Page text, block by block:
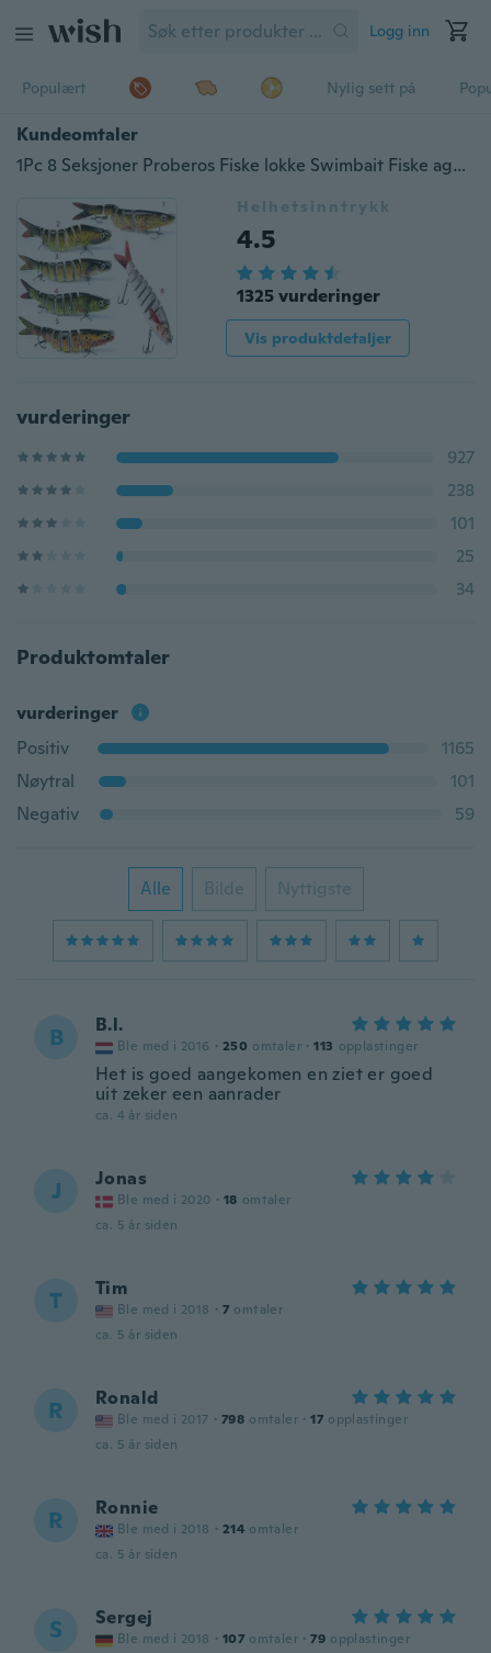
Logg inn
Populært Nylig sett på
Kundeomtaler
1Pc 8 Seksjoner Proberos Fiske lokke Swimbait Fiske agn 6 # Hook Fiskeutstyr
Helhetsinntrykk
4.5
1325 vurderinger
Vis produktdetaljer
vurderinger
927
238
101
25
34
Produktomtaler
vurderinger
Positiv
1165
Nøytral
101
Negativ
59
Alle Bilde Nyttigste
B B.l.
Ble med i 2016 · 250 omtaler · 113 opplastinger
Het is goed aangekomen en ziet er goed
uit zeker een aanrader
ca. 4 år siden
J Jonas
Ble med i 2020 · 18 omtaler
ca. 5 år siden
T Tim
Ble med i 2018 · 7 omtaler
ca. 5 år siden
R Ronald
Ble med i 2017 · 798 omtaler · 17 opplastinger
ca. 5 år siden
R Ronnie
Ble med i 2018 · 214 omtaler
ca. 5 år siden
S Sergej
Ble med i 2018 · 107 omtaler · 79 opplastinger